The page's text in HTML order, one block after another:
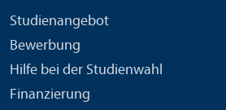
Studien­angebot
Bewerbung
Hilfe bei der Studien­wahl
Finanzierung